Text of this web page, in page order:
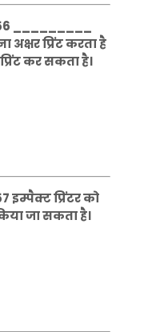
_________
अक्षर प्रिंट करता है
कर सकता है।
इम्पैक्ट प्रिंटर को
जा सकता है।